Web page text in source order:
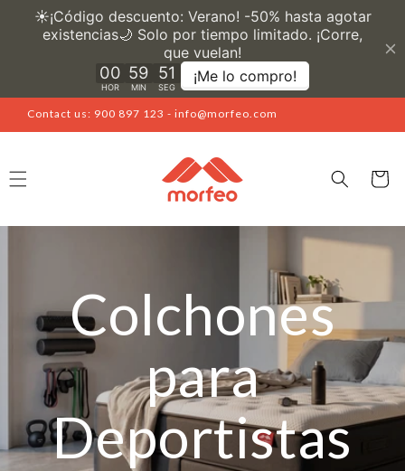
Skip to
content
Contact us: 900 897 123 - info@morfeo.com
Cart
Colchones
para
Deportistas